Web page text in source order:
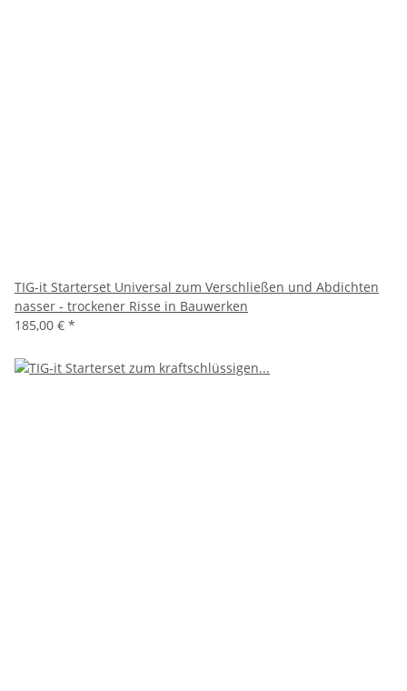
TIG-it Starterset Universal zum Verschließen und Abdichten
nasser - trockener Risse in Bauwerken
185,00 € *